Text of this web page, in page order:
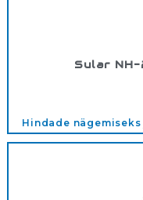
Sular NH-
Hindade